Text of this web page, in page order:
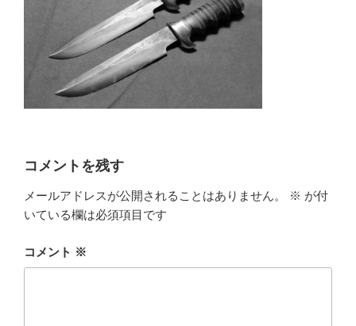
コメントを残す
メールアドレスが公開されることはありません。 ※ が付
いている欄は必須項目です
コメント ※